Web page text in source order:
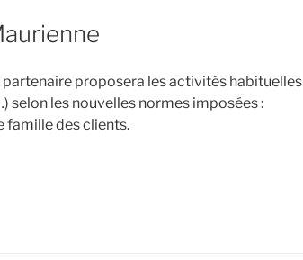
partenaire proposera les activités habituelles
selon les nouvelles normes imposées :
famille des clients.